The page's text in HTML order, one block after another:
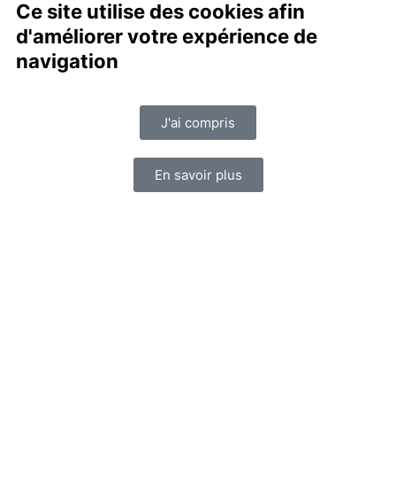
Ce site utilise des cookies afin
d'améliorer votre expérience de
navigation
J'ai compris
En savoir plus